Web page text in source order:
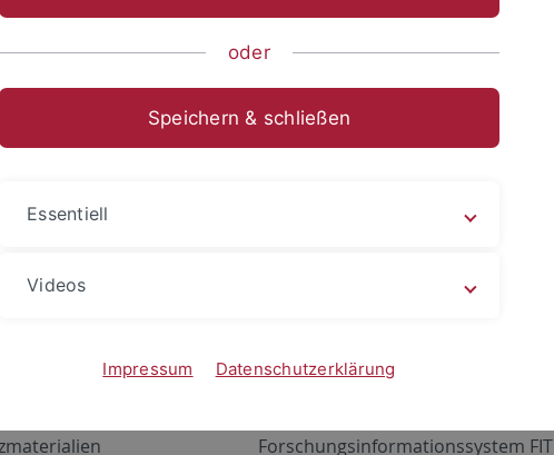
Netzwerk
ALMA
Forschungsinformationssystem FIT
oder
Speichern & schließen
Essentiell
Videos
Impressum Datenschutzerklärung